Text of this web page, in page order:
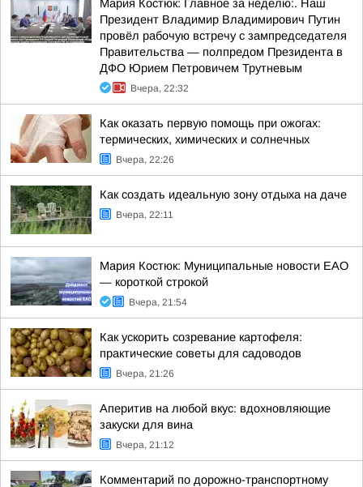
Мария Костюк: Главное за неделю:. Наш
Президент Владимир Владимирович Путин
провёл рабочую встречу с зампредседателя
Правительства — полпредом Президента в
ДФО Юрием Петровичем Трутневым
Вчера, 22:32
Как оказать первую помощь при ожогах:
термических, химических и солнечных
Вчера, 22:26
Как создать идеальную зону отдыха на даче
Вчера, 22:11
Мария Костюк: Муниципальные новости ЕАО
— короткой строкой
Вчера, 21:54
Как ускорить созревание картофеля:
практические советы для садоводов
Вчера, 21:26
Аперитив на любой вкус: вдохновляющие
закуски для вина
Вчера, 21:12
Комментарий по дорожно-транспортному